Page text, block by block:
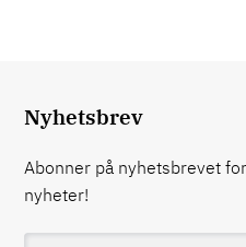
Nyhetsbrev
Abonner på nyhetsbrevet
nyheter!